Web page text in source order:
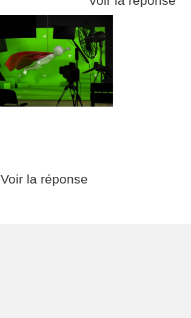
Voir la réponse